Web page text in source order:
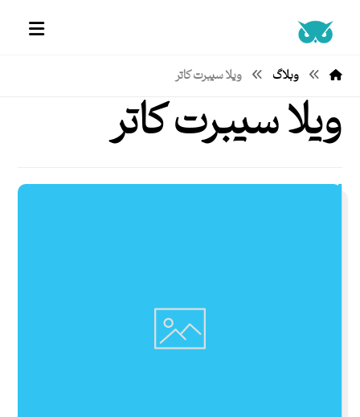
وبلاگ ویلا سیبرت کاتر
ویلا سیبرت کاتر